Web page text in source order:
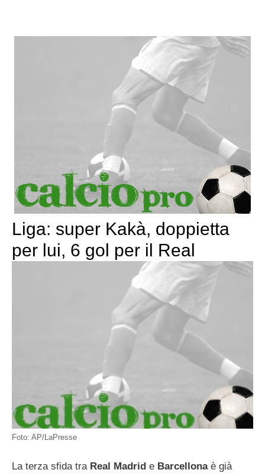
Liga: super Kakà, doppietta
per lui, 6 gol per il Real
Foto: AP/LaPresse
La terza sfida tra Real Madrid e Barcellona è già